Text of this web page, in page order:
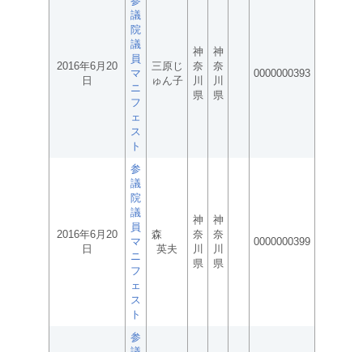
2016年6月20
日
議
院
議
員
マ
ニ
フ
ェ
ス
ト
三原じ
ゅん子
神
奈
川
県
神
奈
川
県
0000000393
2016年6月20
日
参
議
院
議
員
マ
ニ
フ
ェ
ス
ト
森
英夫
神
奈
川
県
神
奈
川
県
0000000399
参